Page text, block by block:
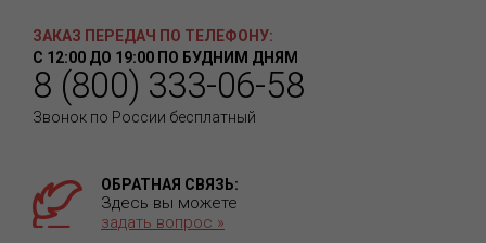
ЗАКАЗ ПЕРЕДАЧ ПО ТЕЛЕФОНУ:
С 12:00 ДО 19:00 ПО БУДНИМ ДНЯМ
8 (800) 333-06-58
Звонок по России бесплатный
ОБРАТНАЯ СВЯЗЬ:
Здесь вы можете
задать вопрос »